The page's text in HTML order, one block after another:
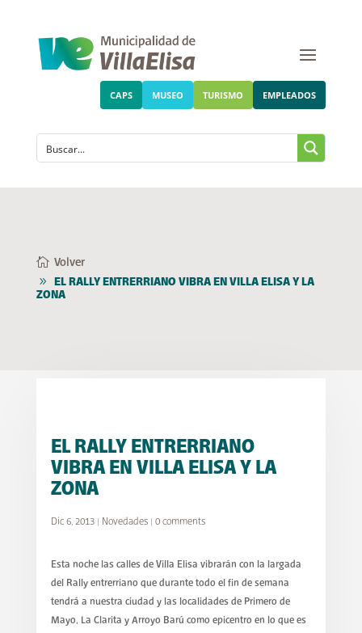
CAPS MUSEO TURISMO EMPLEADOS
Volver
EL RALLY ENTRERRIANO VIBRA EN VILLA ELISA Y LA
ZONA
EL RALLY ENTRERRIANO
VIBRA EN VILLA ELISA Y LA
ZONA
Dic 6, 2013| Novedades| 0 comments
Esta noche las calles de Villa Elisa vibrarán con la largada
del Rally entrerriano que durante todo el fin de semana
tendrá a nuestra ciudad y las localidades de Primero de
Mayo, La Clarita y Arroyo Barú como epicentro en lo que es